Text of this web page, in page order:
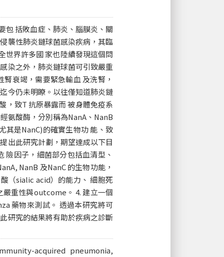
括敗血症、肺炎、腦膜炎、關
襲性肺炎鏈球菌感染疾病，其臨
世界許多國 家也陸續發現這個問
染之外，肺炎鏈球菌可引致嚴重
衰竭，需要緊急輸血 及洗腎，
今仍未明瞭。以往僅知道肺炎鏈
，致T 抗原暴露而 被身體免疫系
氨酸酶，分別稱為NanA、NanB
其是NanC)的確實生物功 能、致
出此研究計劃，期望達成以下目
因子，細菌部分包括血清型、
NanB 及NanC 的生物功能，
（sialic acid）的能力、 細胞死
嚴重性與outcome。 4. 建立一個
藥物來測試。 透過本研究將可
研究的結果將有助於疾病之診斷
acquired pneumonia,